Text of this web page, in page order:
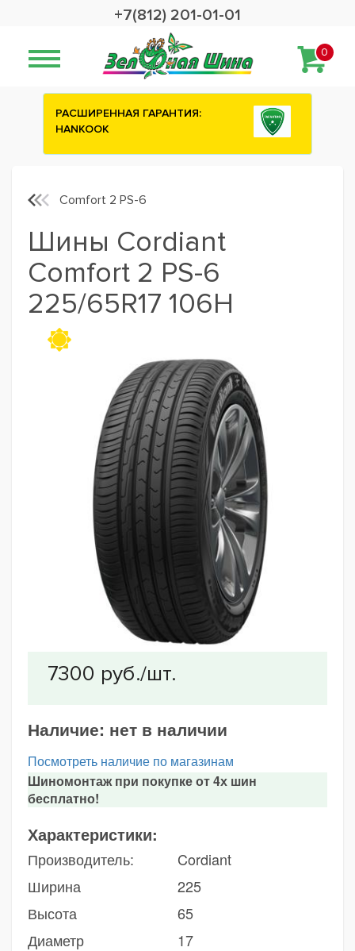
+7(812) 201-01-01
0
Сashback 2500 рублей на зимние
Comfort 2 PS-6
Шины Cordiant
Comfort 2 PS-6
225/65R17 106H
Наличие: нет в наличии
Посмотреть наличие по магазинам
Шиномонтаж при покупке от 4х шин
бесплатно!
Характеристики:
Производитель:
Cordiant
Ширина
225
Высота
65
Диаметр
17